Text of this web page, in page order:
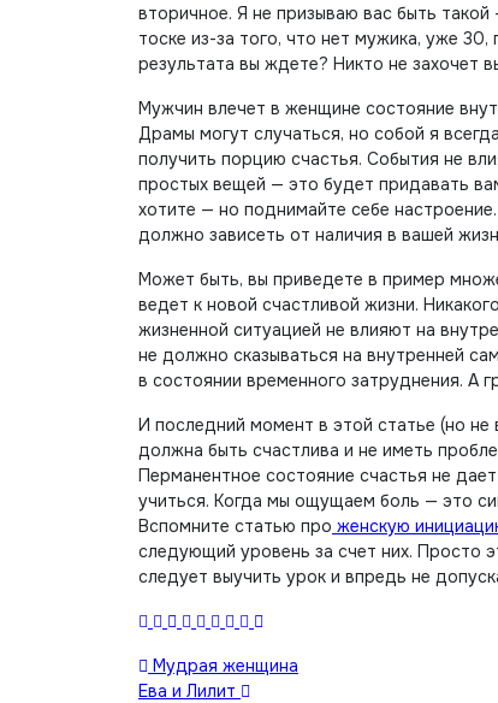
вторичное. Я не призываю вас быть
тоске из-за того, что нет мужика, уже
результата вы ждете? Никто не захочет
Мужчин влечет в женщине состояние
Драмы могут случаться, но собой я
получить порцию счастья. События не
простых вещей — это будет придавать
хотите — но поднимайте себе
должно зависеть от наличия в вашей
Может быть, вы приведете в пример
ведет к новой счастливой жизни.
жизненной ситуацией не влияют на
не должно сказываться на внутренней
в состоянии временного затруднения. А
И последний момент в этой статье (но
должна быть счастлива и не иметь
Перманентное состояние счастья не
учиться. Когда мы ощущаем боль — это
Вспомните статью про женскую
следующий уровень за счет них. Просто
следует выучить урок и впредь не
Навигация
Мудрая женщина
Ева и Лилит